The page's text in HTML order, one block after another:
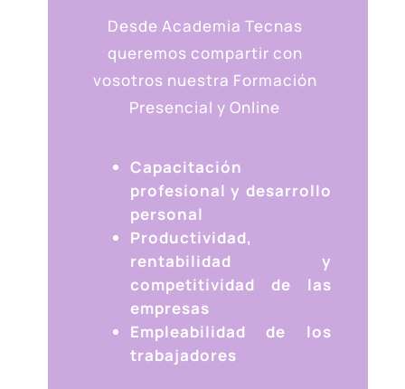
Desde Academia Tecnas
queremos compartir con
vosotros nuestra Formación
Presencial y Online
Capacitación
profesional y desarrollo
personal
Productividad,
rentabilidad y
competitividad de las
empresas
Empleabilidad de los
trabajadores